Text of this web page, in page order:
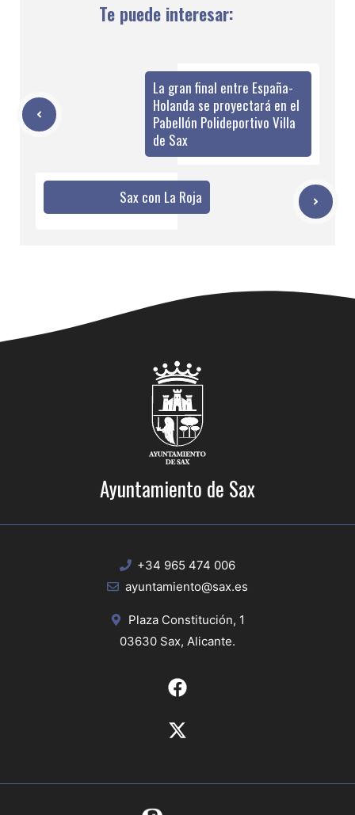
Te puede interesar:
La gran final entre España-
Holanda se proyectará en el
Pabellón Polideportivo Villa
de Sax
Sax con La Roja
Ayuntamiento de Sax
+34 965 474 006
ayuntamiento@sax.es
Plaza Constitución, 1
03630 Sax, Alicante.